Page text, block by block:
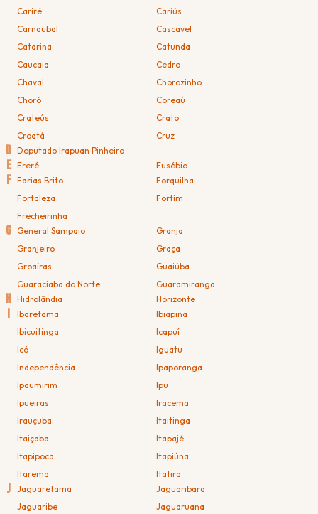
Cariré
Cariús
Carnaubal
Cascavel
Catarina
Catunda
Caucaia
Cedro
Chaval
Chorozinho
Choró
Coreaú
Crateús
Crato
Croatá
Cruz
D Deputado Irapuan Pinheiro
E Ereré Eusébio
F Farias Brito
Forquilha
Fortaleza
Fortim
Frecheirinha
G General Sampaio
Granja
Granjeiro
Graça
Groaíras
Guaiúba
Guaraciaba do Norte
Guaramiranga
H Hidrolândia Horizonte
Ibaretama
Ibiapina
Ibicuitinga
Icapuí
Icó
Iguatu
Independência
Ipaporanga
Ipaumirim
Ipu
Ipueiras
Iracema
Irauçuba
Itaitinga
Itaiçaba
Itapajé
Itapipoca
Itapiúna
Itarema
Itatira
J Jaguaretama
Jaguaribara
Jaguaribe
Jaguaruana